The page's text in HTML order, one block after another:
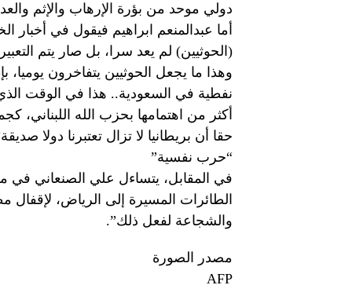
دولي موحد من بؤرة الإرهاب والإثم
أما عبدالمنعم ابراهيم فيقول في أخبار
(الحوثيين) لم يعد سرا، بل صار يتم
وهذا ما يجعل الحوثيين يتفاخرون
نفطية في السعودية.. هذا في الوقت
أكثر من اهتمامها بحزب الله اللبناني،
حقا أن بريطانيا لا تزال تعتبرنا دولا
“حرب نفسية”
في المقابل، يتساءل علي الصنعاني في
الطائرات المسيرة إلى الرياض، لإقفال
والشجاعة لفعل ذلك”.
مصدر الصورة
AFP